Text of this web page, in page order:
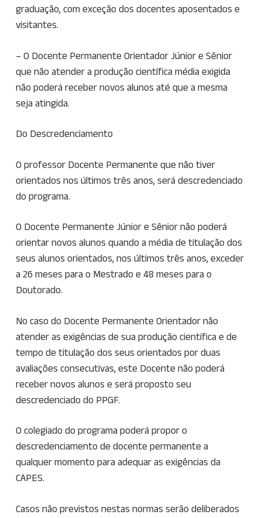
graduação, com exceção dos docentes aposentados e
visitantes.
– O Docente Permanente Orientador Júnior e Sênior
que não atender a produção científica média exigida
não poderá receber novos alunos até que a mesma
seja atingida.
Do Descredenciamento
O professor Docente Permanente que não tiver
orientados nos últimos três anos, será descredenciado
do programa.
O Docente Permanente Júnior e Sênior não poderá
orientar novos alunos quando a média de titulação dos
seus alunos orientados, nos últimos três anos, exceder
a 26 meses para o Mestrado e 48 meses para o
Doutorado.
No caso do Docente Permanente Orientador não
atender as exigências de sua produção científica e de
tempo de titulação dos seus orientados por duas
avaliações consecutivas, este Docente não poderá
receber novos alunos e será proposto seu
descredenciado do PPGF.
O colegiado do programa poderá propor o
descredenciamento de docente permanente a
qualquer momento para adequar as exigências da
CAPES.
Casos não previstos nestas normas serão deliberados